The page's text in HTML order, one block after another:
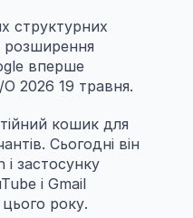
структурних
розширення
вперше
2026 19 травня.
кошик для
Сьогодні він
застосунку
і Gmail
року.